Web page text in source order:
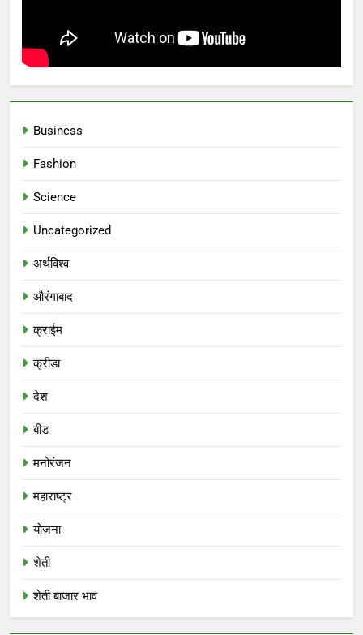
Business
Fashion
Science
Uncategorized
अर्थविश्व
औरंगाबाद
क्राईम
क्रीडा
देश
बीड
मनोरंजन
महाराष्ट्र
योजना
शेती
शेती बाजार भाव